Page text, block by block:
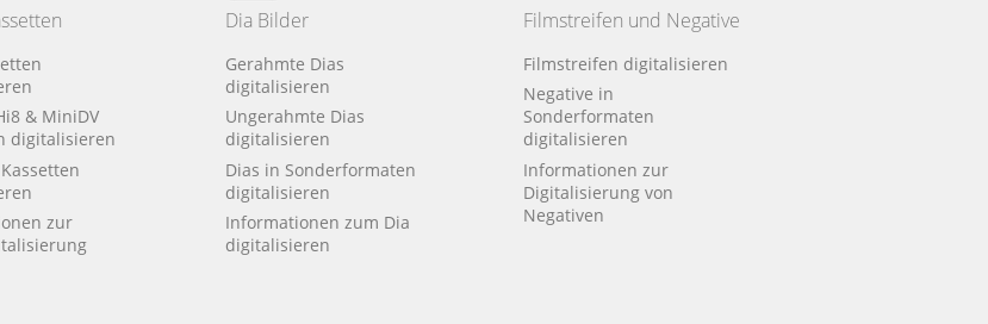
& MiniDV
digitalisieren
zur
Dia Bilder
Gerahmte Dias
digitalisieren
Ungerahmte Dias
digitalisieren
Dias in Sonderformaten
digitalisieren
Informationen zum Dia
digitalisieren
Filmstreifen und Negative
Filmstreifen digitalisieren
Negative in
Sonderformaten
digitalisieren
Informationen zur
Digitalisierung von
Negativen